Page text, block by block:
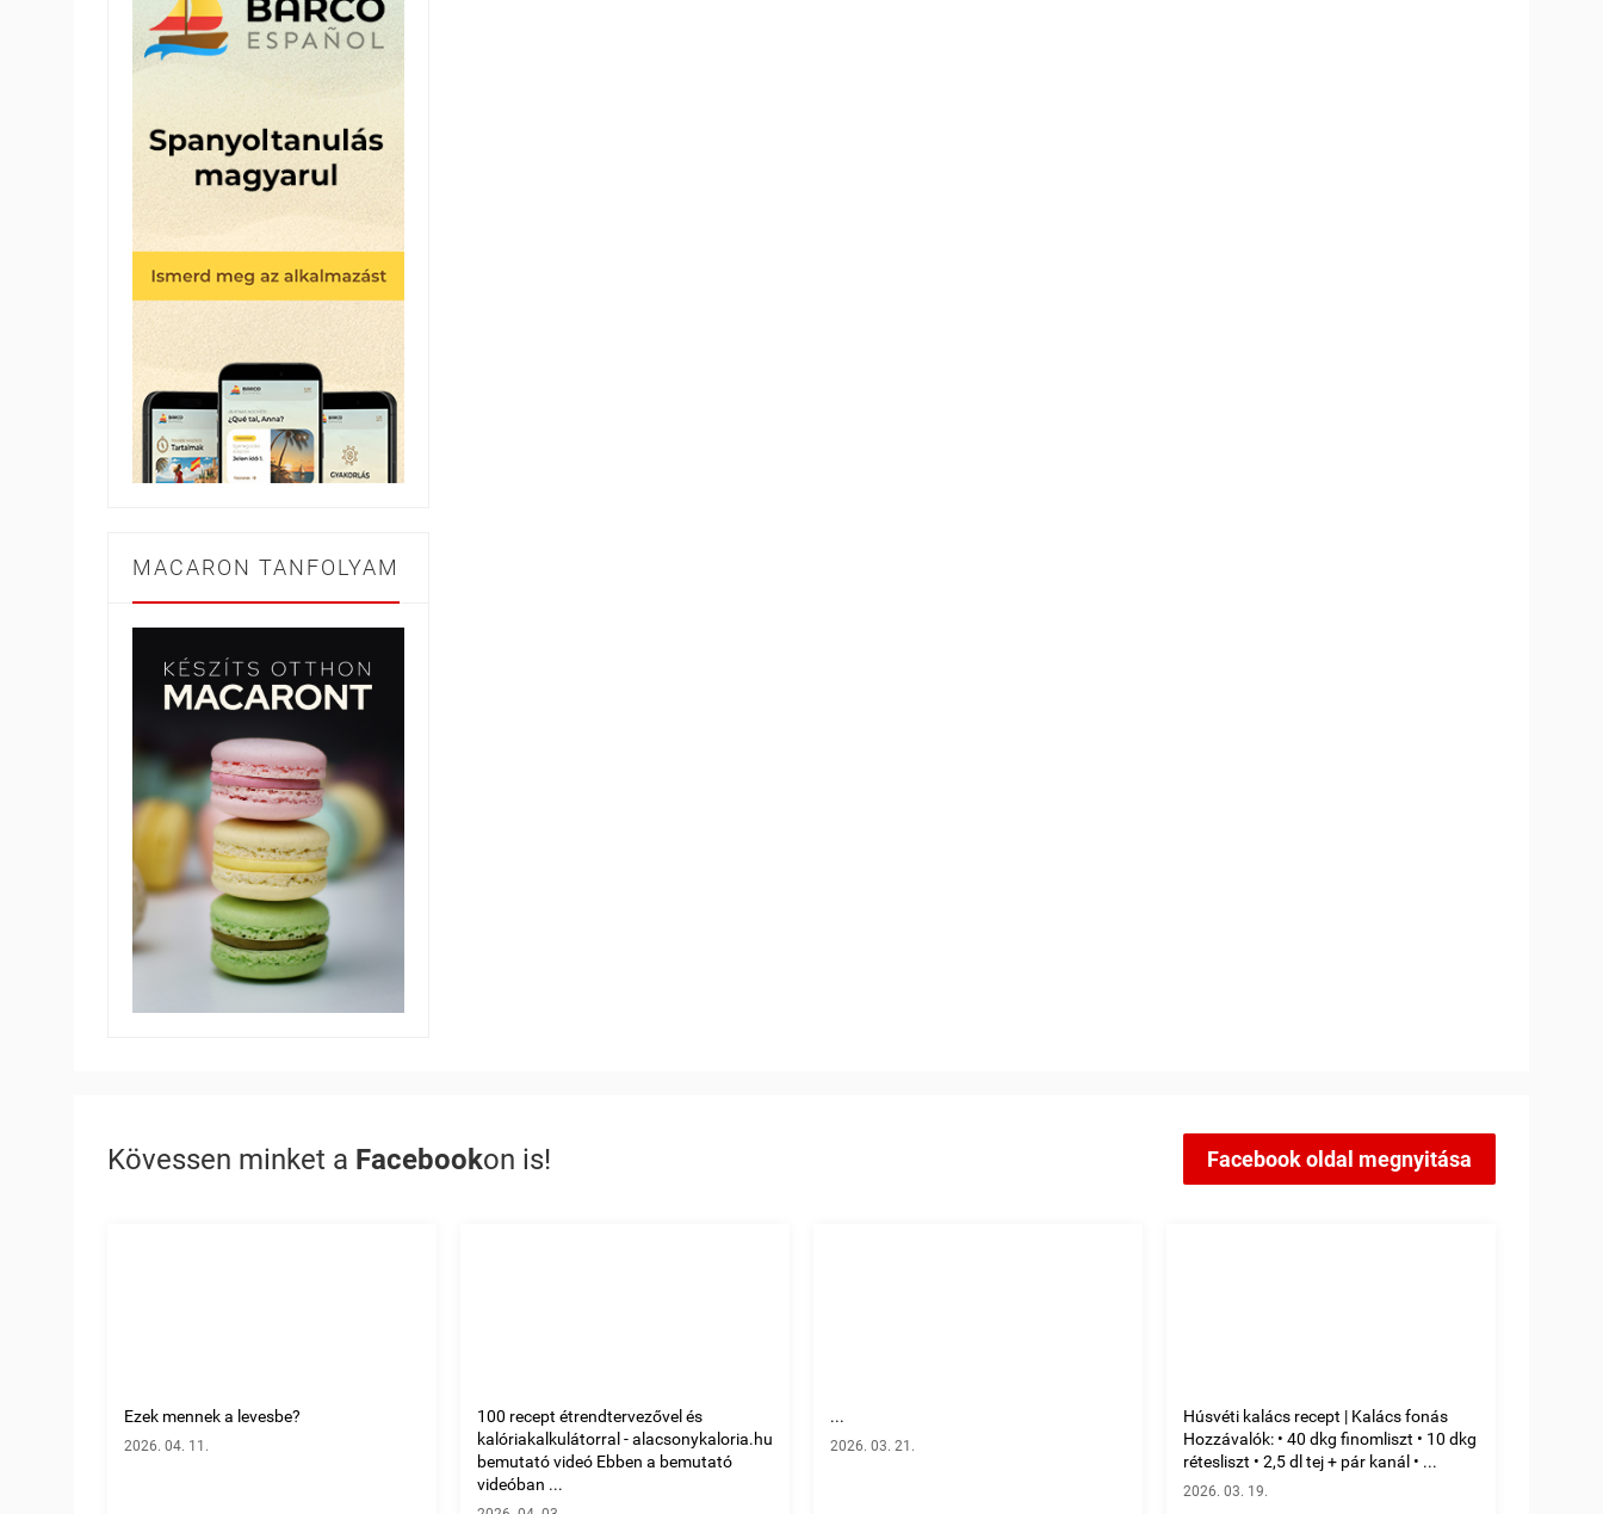
MACARON TANFOLYAM
Kövessen minket a Facebookon is! Facebook oldal megnyitása
Ezek mennek a levesbe?
2026. 04. 11.
100 recept étrendtervezővel és
kalóriakalkulátorral - alacsonykaloria.hu
bemutató videó Ebben a bemutató
videóban ...
...
2026. 03. 21.
Húsvéti kalács recept | Kalács fonás
Hozzávalók: • 40 dkg finomliszt • 10 dkg
rétesliszt • 2,5 dl tej + pár kanál • ...
2026. 03. 19.